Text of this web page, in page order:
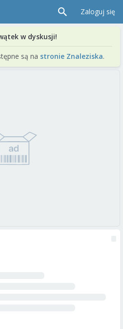
Zaloguj się
w dyskusji!
są na stronie Znaleziska.